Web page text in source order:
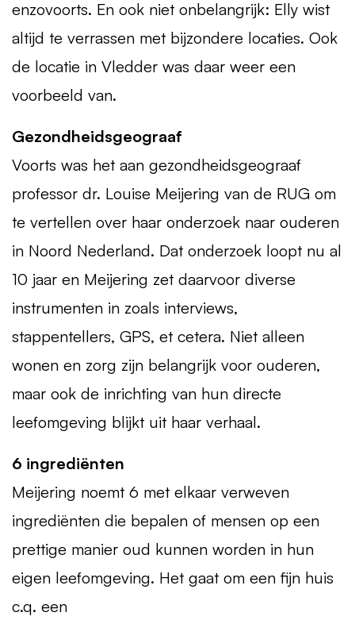
enzovoorts. En ook niet onbelangrijk: Elly wist
altijd te verrassen met bijzondere locaties. Ook
de locatie in Vledder was daar weer een
voorbeeld van.
Gezondheidsgeograaf
Voorts was het aan gezondheidsgeograaf
professor dr. Louise Meijering van de RUG om
te vertellen over haar onderzoek naar ouderen
in Noord Nederland. Dat onderzoek loopt nu al
10 jaar en Meijering zet daarvoor diverse
instrumenten in zoals interviews,
stappentellers, GPS, et cetera. Niet alleen
wonen en zorg zijn belangrijk voor ouderen,
maar ook de inrichting van hun directe
leefomgeving blijkt uit haar verhaal.
6 ingrediënten
Meijering noemt 6 met elkaar verweven
ingrediënten die bepalen of mensen op een
prettige manier oud kunnen worden in hun
eigen leefomgeving. Het gaat om een fijn huis
c.q. een